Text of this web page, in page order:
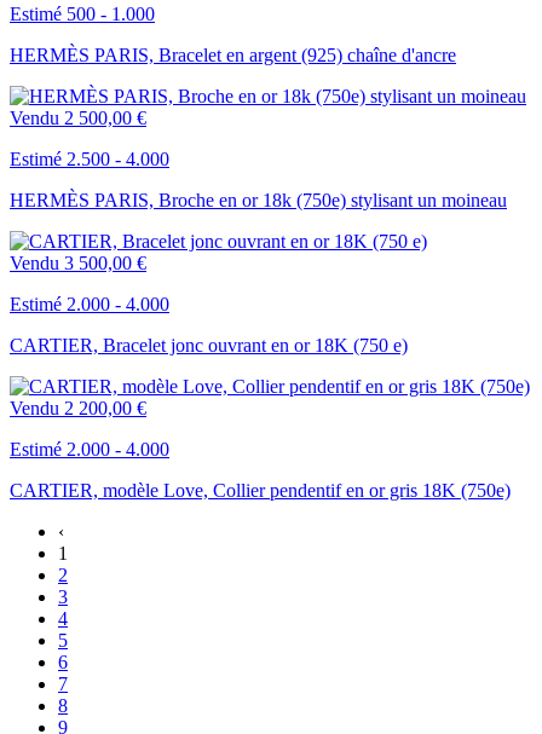
Estimé 500 - 1.000
HERMÈS PARIS, Bracelet en argent (925) chaîne d'ancre
Vendu 2 500,00 €
Estimé 2.500 - 4.000
HERMÈS PARIS, Broche en or 18k (750e) stylisant un moineau
Vendu 3 500,00 €
Estimé 2.000 - 4.000
CARTIER, Bracelet jonc ouvrant en or 18K (750 e)
Vendu 2 200,00 €
Estimé 2.000 - 4.000
CARTIER, modèle Love, Collier pendentif en or gris 18K (750e)
‹
1
2
3
4
5
6
7
8
9